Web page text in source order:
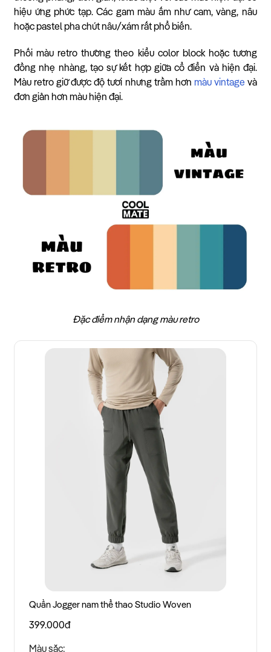
hiệu ứng phức tạp. Các gam màu ấm như cam, vàng, nâu
hoặc pastel pha chút nâu/xám rất phổ biến.
Phối màu retro thường theo kiểu color block hoặc tương
đồng nhẹ nhàng, tạo sự kết hợp giữa cổ điển và hiện đại.
Màu retro giữ được độ tươi nhưng trầm hơn màu vintage và
đơn giản hơn màu hiện đại.
Đặc điểm nhận dạng màu retro
Quần Jogger nam thể thao Studio Woven
399.000đ
Màu sắc: